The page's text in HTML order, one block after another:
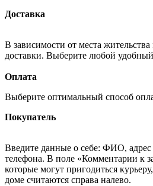
Доставка
В зависимости от места
доставки. Выберите любой
Оплата
Выберите оптимальный способ
Покупатель
Введите данные о себе: ФИО, адрес
телефона. В поле «Комментарии к
которые могут пригодиться
доме считаются справа налево.